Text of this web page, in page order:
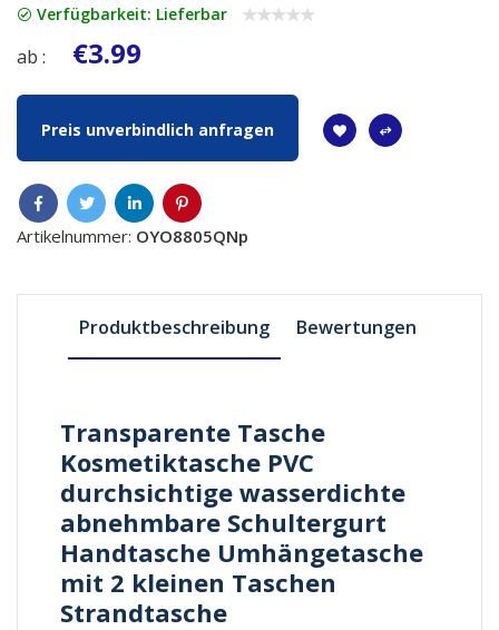
Verfügbarkeit: Lieferbar
ab : €3.99
Preis unverbindlich anfragen
Artikelnummer: OYO8805QNp
Produktbeschreibung Bewertungen
Transparente Tasche
Kosmetiktasche PVC
durchsichtige wasserdichte
abnehmbare Schultergurt
Handtasche Umhängetasche
mit 2 kleinen Taschen
Strandtasche